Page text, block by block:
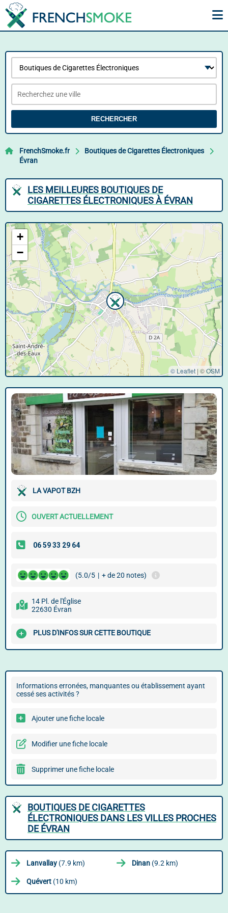
RECHERCHER
FrenchSmoke.fr
Boutiques de Cigarettes Électroniques
Évran
LES MEILLEURES BOUTIQUES DE
CIGARETTES ÉLECTRONIQUES À ÉVRAN
+
−
© Leaflet | ©OSM
LA VAPOT BZH
OUVERT ACTUELLEMENT
(5.0/5 | + de 20 notes)
14 Pl. de l'Église
22630 Évran
PLUS D'INFOS SUR CETTE BOUTIQUE
Informations erronées, manquantes ou établissement ayant
cessé ses activités ?
Ajouter une fiche locale
Modifier une fiche locale
Supprimer une fiche locale
BOUTIQUES DE CIGARETTES
ÉLECTRONIQUES DANS LES VILLES PROCHES
DE ÉVRAN
Lanvallay (7.9 km) Dinan (9.2 km)
Quévert (10 km)